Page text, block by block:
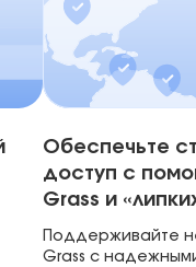
Обеспечьте
доступ с
Grass и
Поддерживайте
Grass с